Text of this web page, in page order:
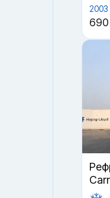
2003